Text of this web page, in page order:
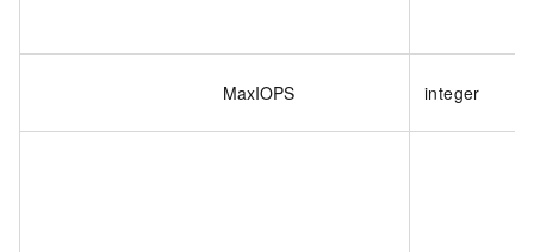
MaxIOPS integer